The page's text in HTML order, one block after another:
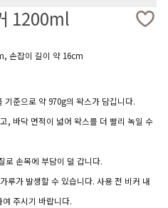
1200ml
손잡이 길이 약 16cm
기준으로 약 970g의 왁스가 담깁니다.
, 바닥 면적이 넓어 왁스를 더 빨리 녹일 수
로 손목에 부담이 덜 갑니다.
루가 발생할 수 있습니다. 사용 전 비커 내
주시기 바랍니다.